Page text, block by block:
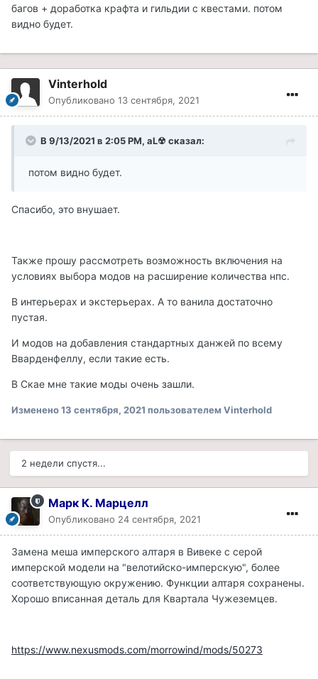
багов + доработка крафта и гильдии с квестами. потом
видно будет.
Vinterhold
Опубликовано 13 сентября, 2021
В 9/13/2021 в 2:05 PM, aL☢ сказал:
потом видно будет.
Спасибо, это внушает.
Также прошу рассмотреть возможность включения на
условиях выбора модов на расширение количества нпс.
В интерьерах и экстерьерах. А то ванила достаточно
пустая.
И модов на добавления стандартных данжей по всему
Вварденфеллу, если такие есть.
В Скае мне такие моды очень зашли.
Изменено13 сентября, 2021 пользователем Vinterhold
2 недели спустя...
Марк К. Марцелл
Опубликовано 24 сентября, 2021
Замена меша имперского алтаря в Вивеке с серой
имперской модели на "велотийско-имперскую", более
соответствующую окружению. Функции алтаря сохранены.
Хорошо вписанная деталь для Квартала Чужеземцев.
https://www.nexusmods.com/morrowind/mods/50273